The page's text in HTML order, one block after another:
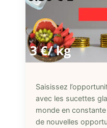
Saisissez
avec les sucettes
monde en
de nouvelles